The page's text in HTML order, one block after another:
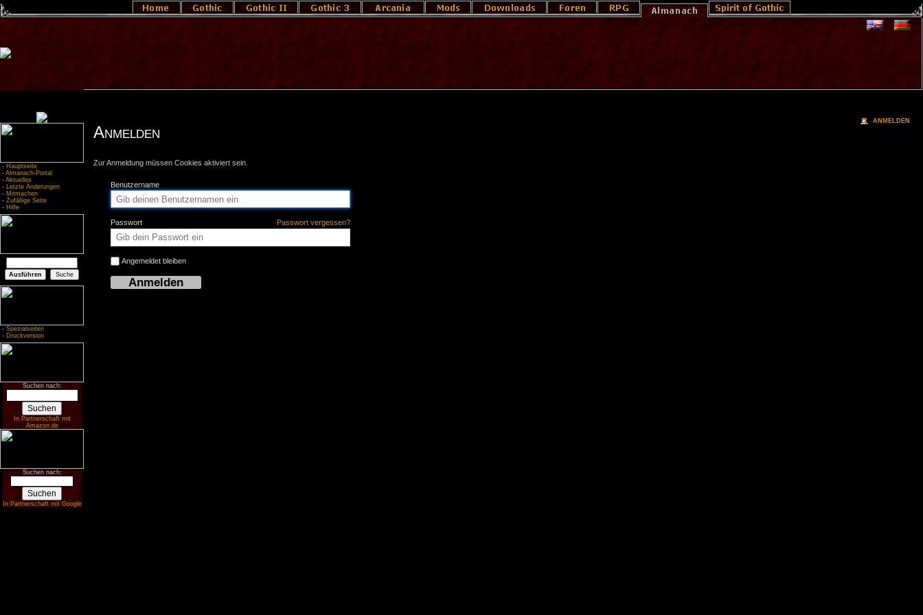
- Hauptseite
- Almanach-Portal
- Aktuelles
- Letzte Änderungen
- Mitmachen
- Zufällige Seite
- Hilfe
- Spezialseiten
- Druckversion
Suchen nach:
In Partnerschaft mit
Amazon.de
Suchen nach:
In Partnerschaft mit Google
Anmelden
Zur Anmeldung müssen Cookies aktiviert sein.
Benutzername
Passwort Passwort vergessen?
Angemeldet bleiben
ANMELDEN